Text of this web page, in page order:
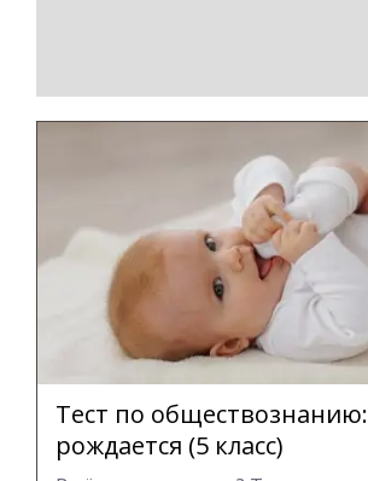
Тест по
рождается (5 класс)